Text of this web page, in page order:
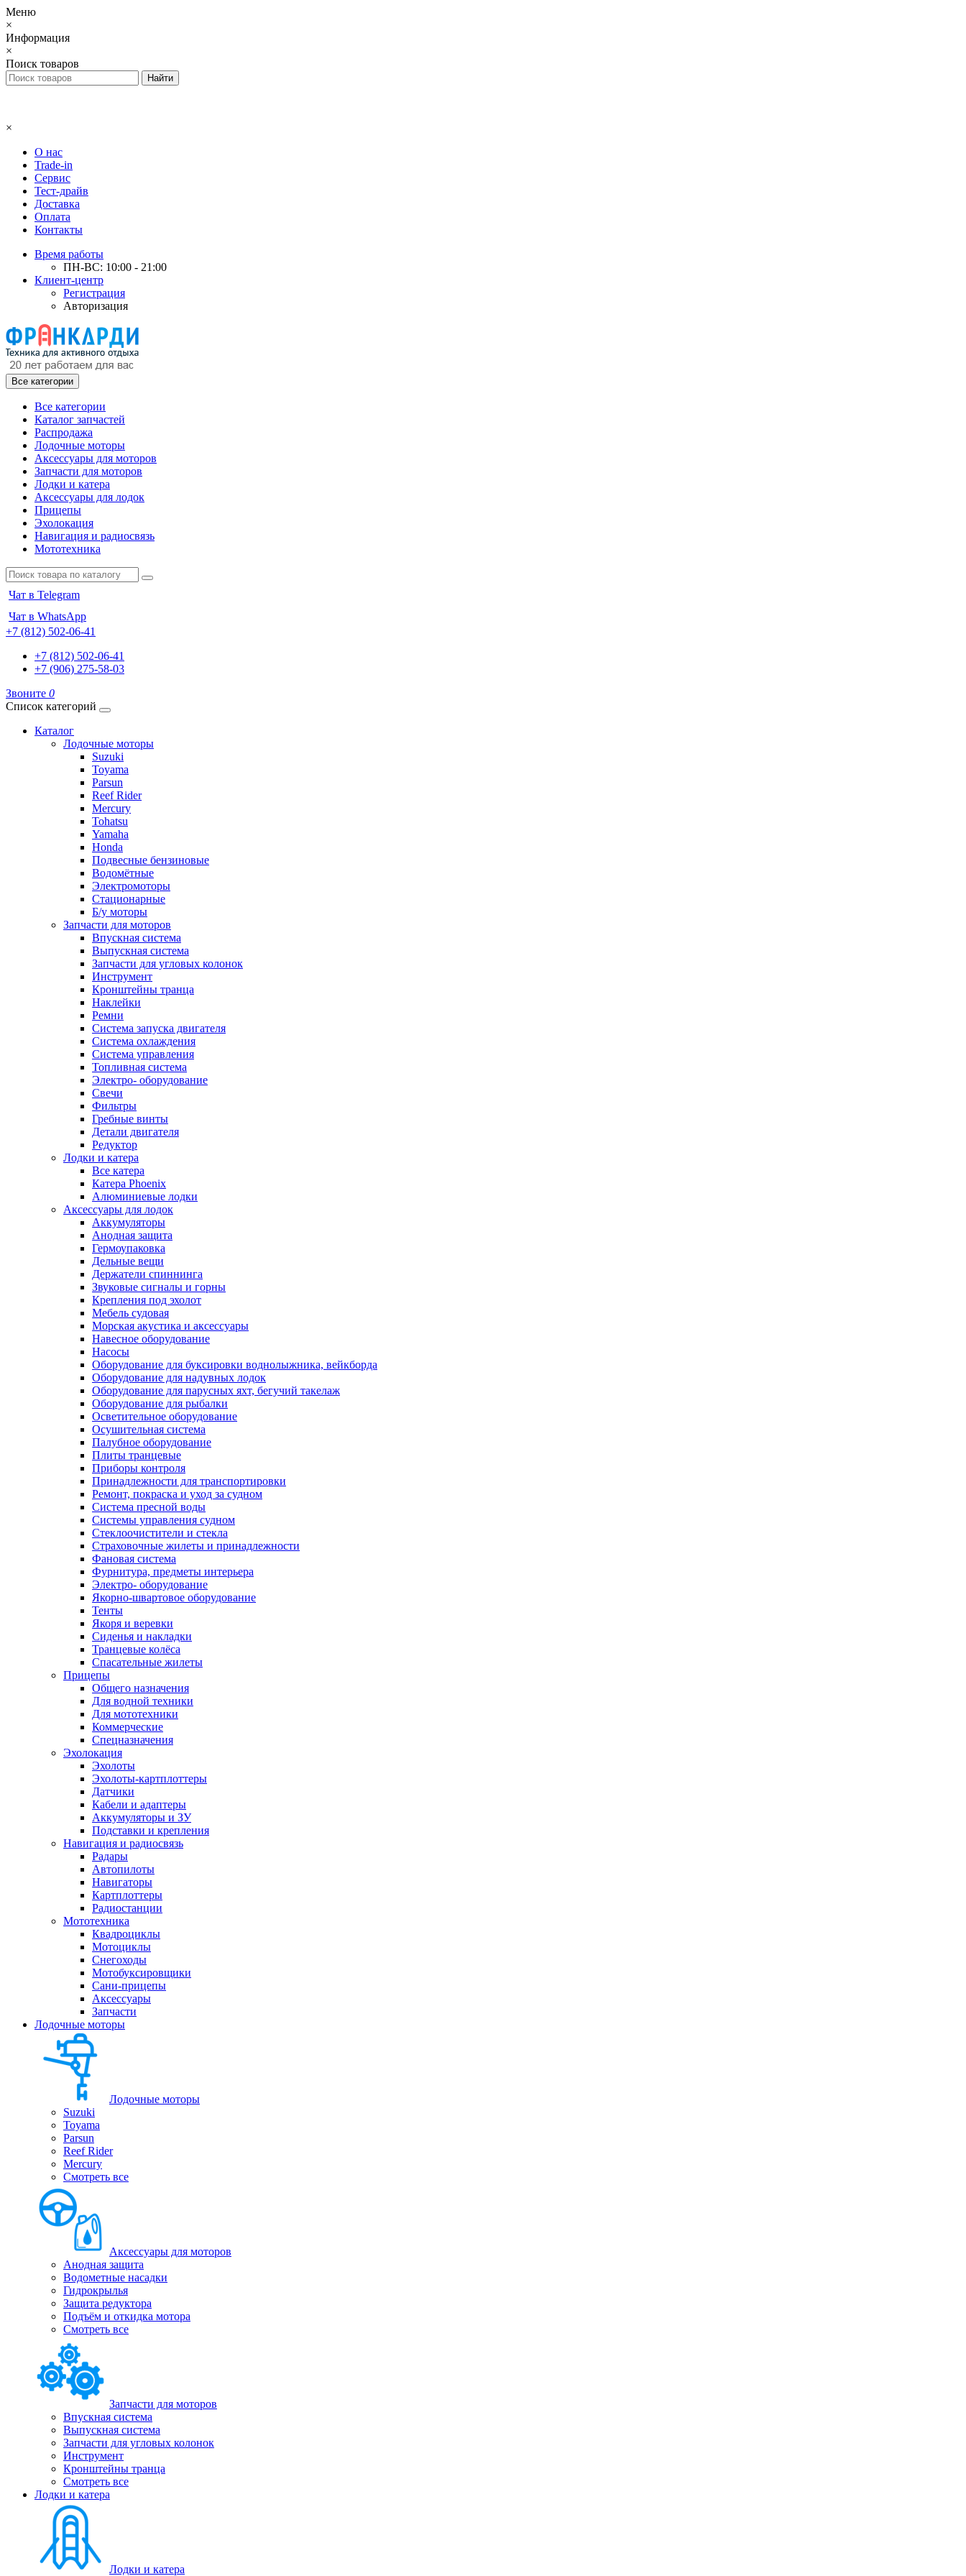
Меню
×
Информация
×
Поиск товаров
×
О нас
Trade-in
Сервис
Тест-драйв
Доставка
Оплата
Контакты
Время работы
ПН-ВС: 10:00 - 21:00
Клиент-центр
Регистрация
Авторизация
Все категории
Все категории
Каталог запчастей
Распродажа
Лодочные моторы
Аксессуары для моторов
Запчасти для моторов
Лодки и катера
Аксессуары для лодок
Прицепы
Эхолокация
Навигация и радиосвязь
Мототехника
Чат в Telegram
Чат в WhatsApp
+7 (812) 502-06-41
+7 (812) 502-06-41
+7 (906) 275-58-03
Звоните 0
Список категорий
Каталог
Лодочные моторы
Suzuki
Toyama
Parsun
Reef Rider
Mercury
Tohatsu
Yamaha
Honda
Подвесные бензиновые
Водомётные
Электромоторы
Стационарные
Б/у моторы
Запчасти для моторов
Впускная система
Выпускная система
Запчасти для угловых колонок
Инструмент
Кронштейны транца
Наклейки
Ремни
Система запуска двигателя
Система охлаждения
Система управления
Топливная система
Электро- оборудование
Свечи
Фильтры
Гребные винты
Детали двигателя
Редуктор
Лодки и катера
Все катера
Катера Phoenix
Алюминиевые лодки
Аксессуары для лодок
Аккумуляторы
Анодная защита
Гермоупаковка
Дельные вещи
Держатели спиннинга
Звуковые сигналы и горны
Крепления под эхолот
Мебель судовая
Морская акустика и аксессуары
Навесное оборудование
Насосы
Оборудование для буксировки воднолыжника, вейкборда
Оборудование для надувных лодок
Оборудование для парусных яхт, бегучий такелаж
Оборудование для рыбалки
Осветительное оборудование
Осушительная система
Палубное оборудование
Плиты транцевые
Приборы контроля
Принадлежности для транспортировки
Ремонт, покраска и уход за судном
Система пресной воды
Системы управления судном
Стеклоочистители и стекла
Страховочные жилеты и принадлежности
Фановая система
Фурнитура, предметы интерьера
Электро- оборудование
Якорно-швартовое оборудование
Тенты
Якоря и веревки
Сиденья и накладки
Транцевые колёса
Спасательные жилеты
Прицепы
Общего назначения
Для водной техники
Для мототехники
Коммерческие
Спецназначения
Эхолокация
Эхолоты
Эхолоты-картплоттеры
Датчики
Кабели и адаптеры
Аккумуляторы и ЗУ
Подставки и крепления
Навигация и радиосвязь
Радары
Автопилоты
Навигаторы
Картплоттеры
Радиостанции
Мототехника
Квадроциклы
Мотоциклы
Снегоходы
Мотобуксировщики
Сани-прицепы
Аксессуары
Запчасти
Лодочные моторы
Лодочные моторы
Suzuki
Toyama
Parsun
Reef Rider
Mercury
Смотреть все
Аксессуары для моторов
Анодная защита
Водометные насадки
Гидрокрылья
Защита редуктора
Подъём и откидка мотора
Смотреть все
Запчасти для моторов
Впускная система
Выпускная система
Запчасти для угловых колонок
Инструмент
Кронштейны транца
Смотреть все
Лодки и катера
Лодки и катера